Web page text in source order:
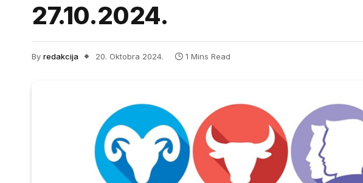
27.10.2024.
By redakcija 20. Oktobra 2024. 1 Mins Read